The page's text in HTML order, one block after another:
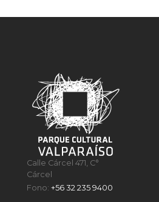
Calle Cárcel 471, C°
Cárcel
Fono:+56 32 235 9400